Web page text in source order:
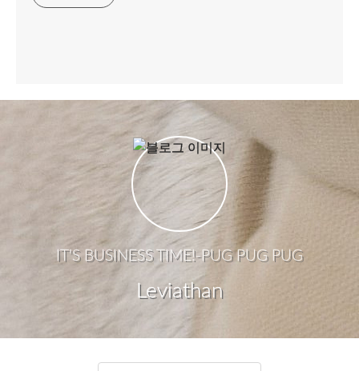
IT'S BUSINESS TIME!-PUG PUG PUG
Leviathan